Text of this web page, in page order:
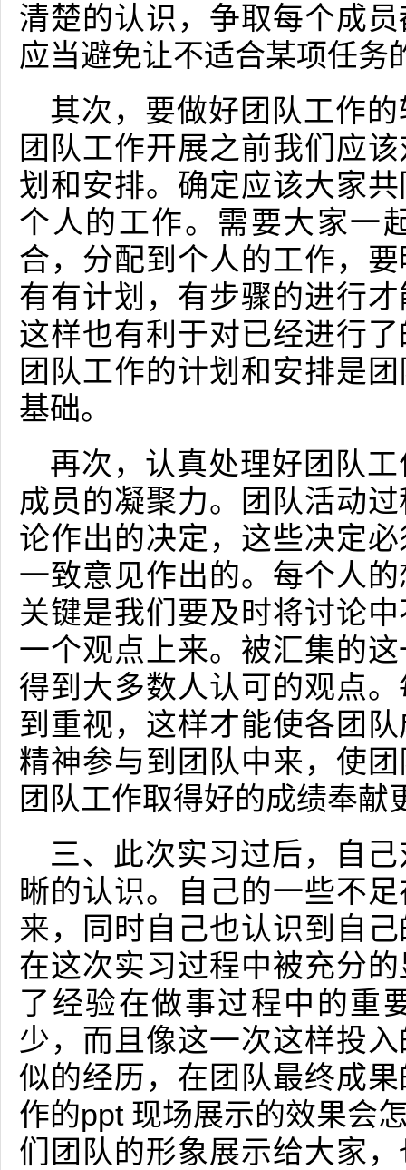
清楚的认识，争取每个成
应当避免让不适合某项任务
其次，要做好团队工作
团队工作开展之前我们应
划和安排。确定应该大家
个人的工作。需要大家一
合，分配到个人的工作，
有有计划，有步骤的进行
这样也有利于对已经进行
团队工作的计划和安排是
基础。
再次，认真处理好团队
成员的凝聚力。团队活动
论作出的决定，这些决定
一致意见作出的。每个人
关键是我们要及时将讨论
一个观点上来。被汇集的
得到大多数人认可的观点
到重视，这样才能使各团
精神参与到团队中来，使
团队工作取得好的成绩奉献
三、此次实习过后，自
晰的认识。自己的一些不
来，同时自己也认识到自
在这次实习过程中被充分
了经验在做事过程中的重
少，而且像这一次这样投
似的经历，在团队最终成
作的ppt 现场展示的效果会
们团队的形象展示给大家